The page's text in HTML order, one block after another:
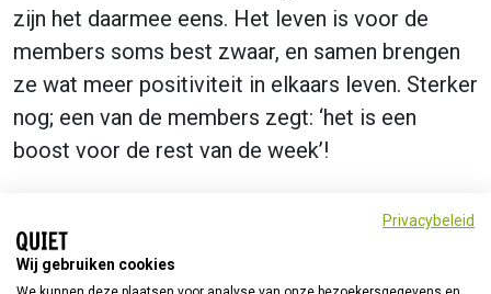
zijn het daarmee eens. Het leven is voor de
members soms best zwaar, en samen brengen
ze wat meer positiviteit in elkaars leven. Sterker
nog; een van de members zegt: ‘het is een
boost voor de rest van de week’!
Privacybeleid
Wij gebruiken cookies